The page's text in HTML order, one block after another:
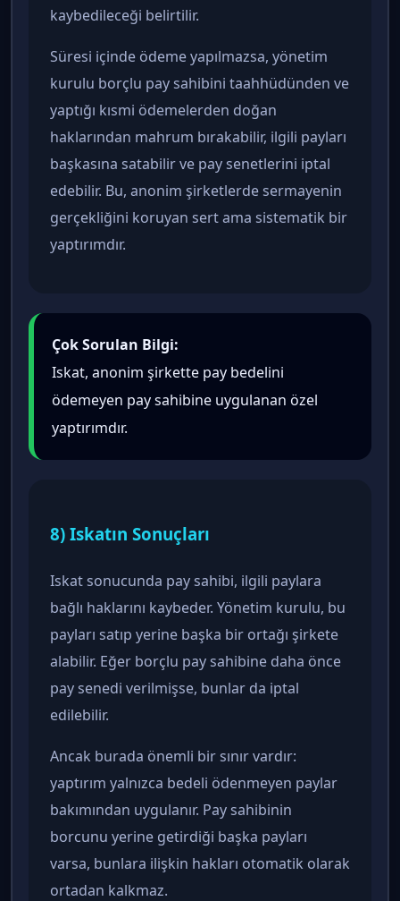
kaybedileceği belirtilir.
Süresi içinde ödeme yapılmazsa, yönetim
kurulu borçlu pay sahibini taahhüdünden ve
yaptığı kısmi ödemelerden doğan
haklarından mahrum bırakabilir, ilgili payları
başkasına satabilir ve pay senetlerini iptal
edebilir. Bu, anonim şirketlerde sermayenin
gerçekliğini koruyan sert ama sistematik bir
yaptırımdır.
Çok Sorulan Bilgi:
Iskat, anonim şirkette pay bedelini
ödemeyen pay sahibine uygulanan özel
yaptırımdır.
8) Iskatın Sonuçları
Iskat sonucunda pay sahibi, ilgili paylara
bağlı haklarını kaybeder. Yönetim kurulu, bu
payları satıp yerine başka bir ortağı şirkete
alabilir. Eğer borçlu pay sahibine daha önce
pay senedi verilmişse, bunlar da iptal
edilebilir.
Ancak burada önemli bir sınır vardır:
yaptırım yalnızca bedeli ödenmeyen paylar
bakımından uygulanır. Pay sahibinin
borcunu yerine getirdiği başka payları
varsa, bunlara ilişkin hakları otomatik olarak
ortadan kalkmaz.